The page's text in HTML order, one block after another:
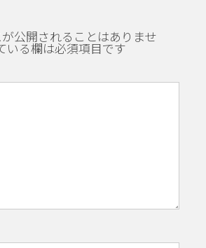
公開されることはありませ
いる欄は必須項目です